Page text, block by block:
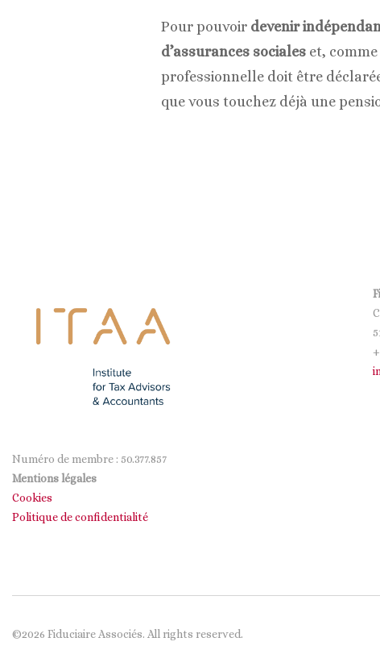
Pour pouvoir devenir
d’assurances socialeset,
professionnelle doit être
que vous touchez déjà une
Numéro de membre : 50.377.857
Mentions légales
Cookies
Politique de confidentialité
©2026 Fiduciaire Associés. All rights reserved.